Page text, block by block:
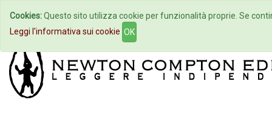
Home Autori Eventi
Cookies:Questo sito utilizza cookie per funzionalità proprie. Se
Leggi l'informativa sui cookie OK